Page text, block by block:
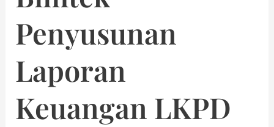
Penyusunan
Laporan
Keuangan LKPD